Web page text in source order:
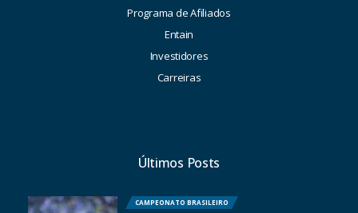
Programa de Afiliados
Entain
Investidores
Carreiras
Últimos Posts
CAMPEONATO BRASILEIRO